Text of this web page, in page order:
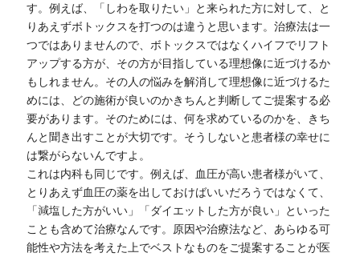
す。例えば、「しわを取りたい」と来られた方に対して、と
りあえずボトックスを打つのは違うと思います。治療法は一
つではありませんので、ボトックスではなくハイフでリフト
アップする方が、その方が目指している理想像に近づけるか
もしれません。その人の悩みを解消して理想像に近づけるた
めには、どの施術が良いのかきちんと判断してご提案する必
要があります。そのためには、何を求めているのかを、きち
んと聞き出すことが大切です。そうしないと患者様の幸せに
は繋がらないんですよ。
これは内科も同じです。例えば、血圧が高い患者様がいて、
とりあえず血圧の薬を出しておけばいいだろうではなくて、
「減塩した方がいい」「ダイエットした方が良い」といった
ことも含めて治療なんです。原因や治療法など、あらゆる可
能性や方法を考えた上でベストなものをご提案することが医